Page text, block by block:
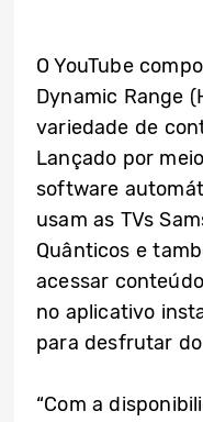
O YouTube
Dynamic Range
variedade de
Lançado por
software
usam as TVs
Quânticos e
acessar
no aplicativo
para desfrutar
“Com a